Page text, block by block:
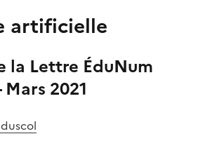
artificielle
la Lettre ÉduNum
2021